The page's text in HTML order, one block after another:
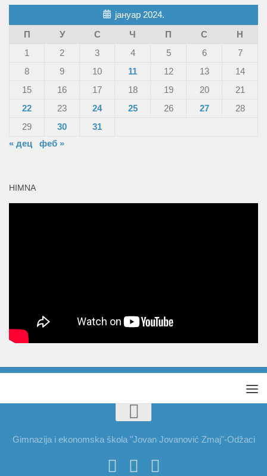
јануар 2024.
П
У С Ч П С
Н
1
2 3 4 5 6
7
8
9 10 11 12 13
14
15
16 17 18 19 20
21
22
23 24 25 26 27
28
29
30
31
« дец
феб »
HIMNA
Gimnazija i ekonomska škola "Jovan Jovanović Zmaj"-Odžaci